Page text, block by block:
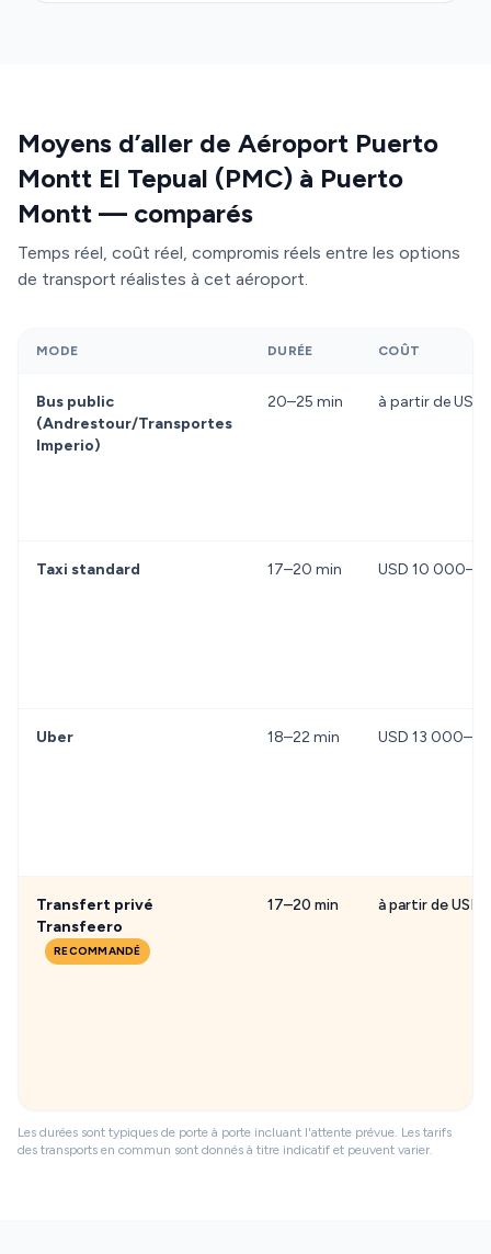
partager l'espace avec des bagages volumineux et
d'effectuer potentiellement des arrêts
intermédiaires. Uber existe mais reste soumis à la
élimine l'attente, garantit un véhicule dédié avec
assistance bagages et un prix prévisible, quel que
Moyens d’aller de Aéroport Puerto
Montt El Tepual (PMC) à Puerto
Montt — comparés
Temps réel, coût réel, compromis réels entre les options
de transport réalistes à cet aéroport.
MODE DURÉE COÛT
Bus public
(Andrestour/Transportes
Imperio)
20–25 min à partir de
Taxi standard 17–20 min USD 10
Uber 18–22 min USD 13
Transfert privé
Transfeero
RECOMMANDÉ
17–20 min à partir de USD
Les durées sont typiques de porte à porte incluant l'attente prévue. Les tarifs
des transports en commun sont donnés à titre indicatif et peuvent varier.